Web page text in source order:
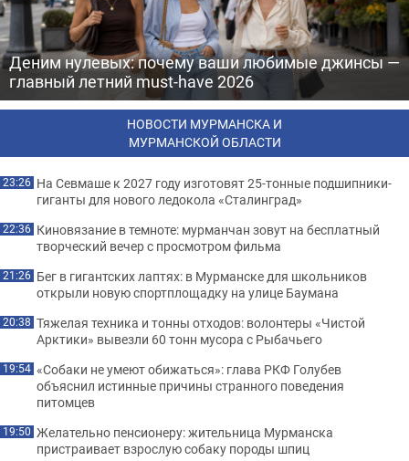
Деним нулевых: почему ваши любимые джинсы —
главный летний must-have 2026
НОВОСТИ МУРМАНСКА И
МУРМАНСКОЙ ОБЛАСТИ
23:26 На Севмаше к 2027 году изготовят 25-тонные подшипники-
гиганты для нового ледокола «Сталинград»
22:36 Киновязание в темноте: мурманчан зовут на бесплатный
творческий вечер с просмотром фильма
21:26 Бег в гигантских лаптях: в Мурманске для школьников
открыли новую спортплощадку на улице Баумана
20:38 Тяжелая техника и тонны отходов: волонтеры «Чистой
Арктики» вывезли 60 тонн мусора с Рыбачьего
19:54 «Собаки не умеют обижаться»: глава РКФ Голубев
объяснил истинные причины странного поведения
питомцев
19:50 Желательно пенсионеру: жительница Мурманска
пристраивает взрослую собаку породы шпиц